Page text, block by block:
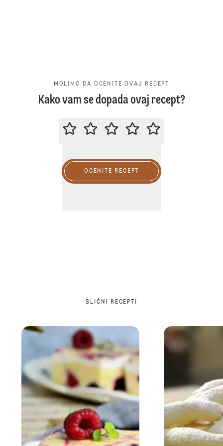
MOLIMO DA OCENITE OVAJ RECEPT
Kako vam se dopada ovaj recept?
MOLIMO DA OCENITE OVAJ
OCENITE RECEPT
SLIČNI RECEPTI